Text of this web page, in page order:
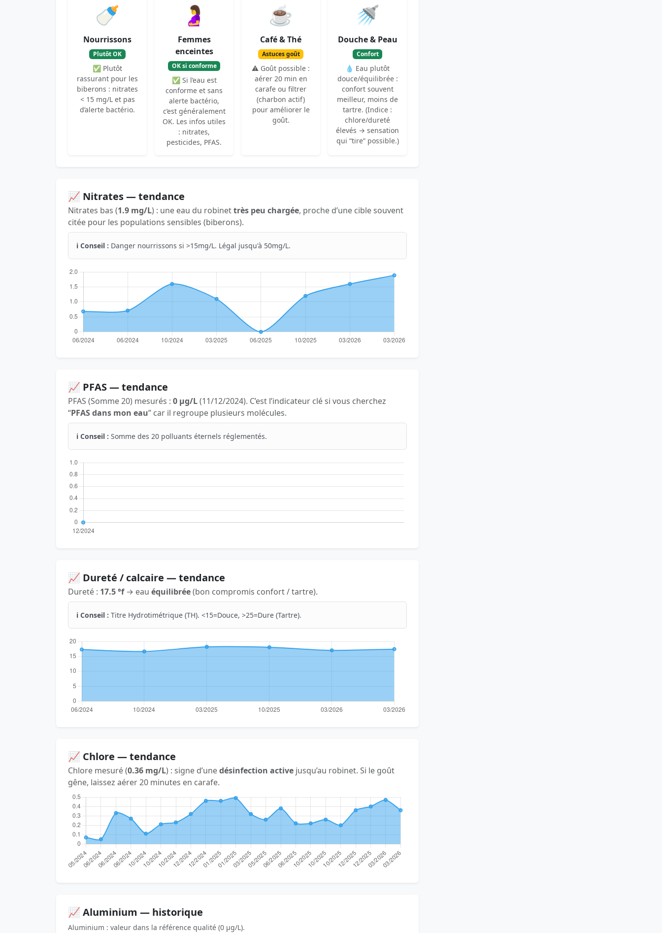
🍼
Nourrissons
Plutôt OK
✅ Plutôt
rassurant pour les
biberons : nitrates
< 15 mg/L et pas
d’alerte bactério.
🤰
Femmes
enceintes
OK si conforme
✅ Si l’eau est
conforme et sans
alerte bactério,
c’est généralement
OK. Les infos utiles
: nitrates,
pesticides, PFAS.
☕
Café & Thé
Astuces goût
⚠️ Goût possible :
aérer 20 min en
carafe ou filtrer
(charbon actif)
pour améliorer le
goût.
🚿
Douche & Peau
Confort
💧 Eau plutôt
douce/équilibrée :
confort souvent
meilleur, moins de
tartre. (Indice :
chlore/dureté
élevés → sensation
qui “tire” possible.)
📈 Nitrates — tendance
Nitrates bas (1.9 mg/L) : une eau du robinettrès peu chargée, proche d’une cible souvent
citée pour les populations sensibles (biberons).
ℹ️ Conseil : Danger nourrissons si >15mg/L. Légal jusqu'à 50mg/L.
📈 PFAS — tendance
PFAS (Somme 20) mesurés : 0 µg/L(11/12/2024). C’est l’indicateur clé si vous cherchez
“PFAS dans mon eau” car il regroupe plusieurs molécules.
ℹ️ Conseil : Somme des 20 polluants éternels réglementés.
📈 Dureté / calcaire — tendance
Dureté : 17.5 °f→ eau équilibrée(bon compromis confort / tartre).
ℹ️ Conseil : Titre Hydrotimétrique (TH). <15=Douce, >25=Dure (Tartre).
📈 Chlore — tendance
Chlore mesuré (0.36 mg/L) : signe d’unedésinfection active jusqu’au robinet. Si le goût
gêne, laissez aérer 20 minutes en carafe.
📈 Aluminium — historique
Aluminium : valeur dans la référence qualité (0 µg/L).